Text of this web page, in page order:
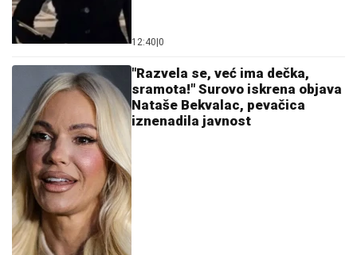
širom regiona, snimak iz vazduha
pokazuje razmere katastrofe (VIDEO)
NAPRAVILA GREŠKU Dragan
Stanković verio devojku, a evo zašto
su raskinuli on i Jovana Jeremić